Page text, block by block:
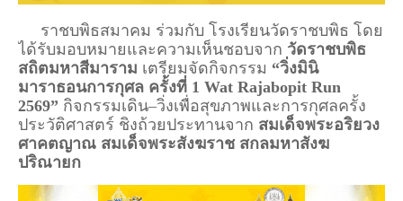
ราชบพิธสมาคม ร่วมกับ โรงเรียนวัดราชบพิธ โดย
ได้รับมอบหมายและความเห็นชอบจาก วัดราชบพิธ
สถิตมหาสีมาราม เตรียมจัดกิจกรรม “วิ่งมินิ
มาราธอนการกุศล ครั้งที่ 1 Wat Rajabopit Run
2569” กิจกรรมเดิน–วิ่งเพื่อสุขภาพและการกุศลครั้ง
ประวัติศาสตร์ ชิงถ้วยประทานจาก สมเด็จพระอริยวง
ศาคตญาณ สมเด็จพระสังฆราช สกลมหาสังฆ
ปริณายก